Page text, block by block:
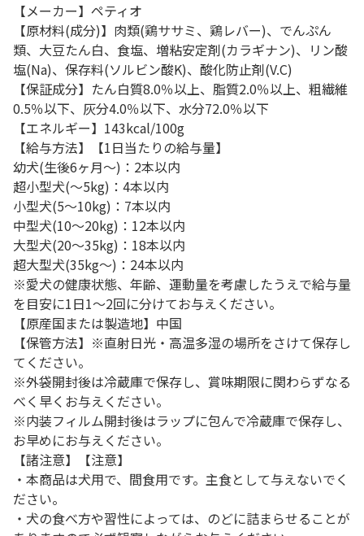
【メーカー】ペティオ
【原材料(成分)】肉類(鶏ササミ、鶏レバー)、でんぷん
類、大豆たん白、食塩、増粘安定剤(カラギナン)、リン酸
塩(Na)、保存料(ソルビン酸K)、酸化防止剤(V.C)
【保証成分】たん白質8.0％以上、脂質2.0％以上、粗繊維
0.5％以下、灰分4.0％以下、水分72.0％以下
【エネルギー】143kcal/100g
【給与方法】【1日当たりの給与量】
幼犬(生後6ヶ月～)：2本以内
超小型犬(～5kg)：4本以内
小型犬(5～10kg)：7本以内
中型犬(10～20kg)：12本以内
大型犬(20～35kg)：18本以内
超大型犬(35kg～)：24本以内
※愛犬の健康状態、年齢、運動量を考慮したうえで給与量
を目安に1日1～2回に分けてお与えください。
【原産国または製造地】中国
【保管方法】※直射日光・高温多湿の場所をさけて保存し
てください。
※外袋開封後は冷蔵庫で保存し、賞味期限に関わらずなる
べく早くお与えください。
※内装フィルム開封後はラップに包んで冷蔵庫で保存し、
お早めにお与えください。
【諸注意】【注意】
・本商品は犬用で、間食用です。主食として与えないでく
ださい。
・犬の食べ方や習性によっては、のどに詰まらせることが